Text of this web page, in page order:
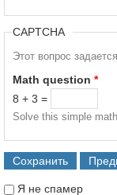
CAPTCHA
Этот вопрос
Math question *
8 + 3 =
Solve this simple
Я не спамер